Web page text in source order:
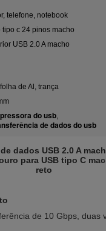
telefone, notebook
tipo c 24 pinos macho
USB 2.0 A macho
de Al, trança
do usb,
de dados do usb
dados USB 2.0 A
para USB tipo C
reto
de 10 Gbps, duas